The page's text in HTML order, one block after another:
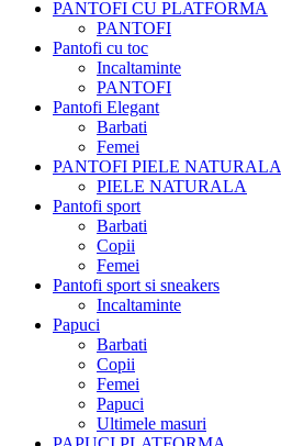
PANTOFI CU PLATFORMA
PANTOFI
Pantofi cu toc
Incaltaminte
PANTOFI
Pantofi Elegant
Barbati
Femei
PANTOFI PIELE NATURALA
PIELE NATURALA
Pantofi sport
Barbati
Copii
Femei
Pantofi sport si sneakers
Incaltaminte
Papuci
Barbati
Copii
Femei
Papuci
Ultimele masuri